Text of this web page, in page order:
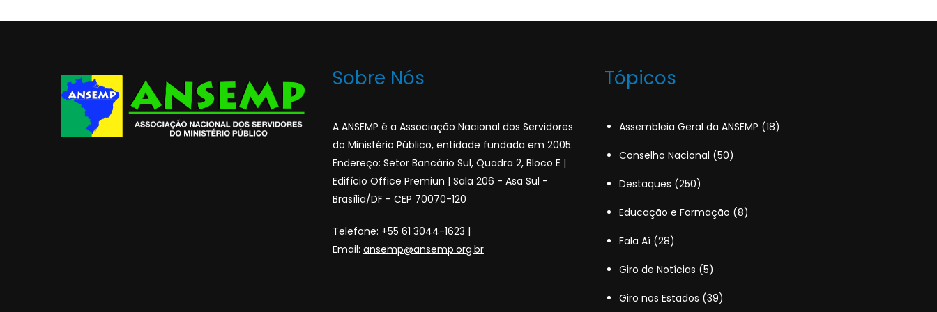
Sobre Nós
A ANSEMP é a Associação Nacional dos Servidores
do Ministério Público, entidade fundada em 2005.
Endereço: Setor Bancário Sul, Quadra 2, Bloco E |
Edifício Office Premiun | Sala 206 - Asa Sul -
Brasília/DF - CEP 70070-120
Telefone: +55 61 3044-1623 |
Email: ansemp@ansemp.org.br
Tópicos
Assembleia Geral da ANSEMP (18)
Conselho Nacional (50)
Destaques (250)
Educação e Formação (8)
Fala Aí(28)
Giro de Notícias (5)
Giro nos Estados (39)